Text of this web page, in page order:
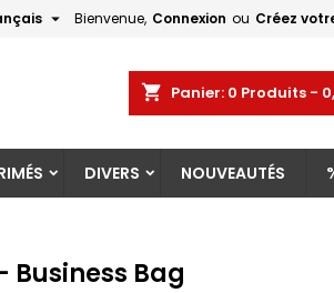
Bienvenue, Connexion ou Créez

shopping_cart Panier: 0 Produits -
DIVERS NOUVEAUTÉS
- Business Bag